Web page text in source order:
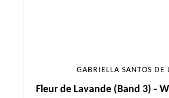
GABRIELLA SANTOS DE
Fleur de Lavande (Band 3) -